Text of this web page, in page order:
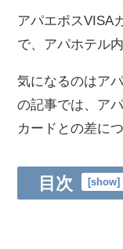
アパエポスVISA
で、アパホテル
気になるのはア
の記事では、ア
カードとの差に
目次 [show]